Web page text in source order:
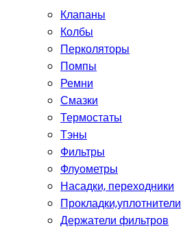
Клапаны
Колбы
Перколяторы
Помпы
Ремни
Смазки
Термостаты
Тэны
Фильтры
Флуометры
Насадки, переходники
Прокладки,уплотнители
Держатели фильтров